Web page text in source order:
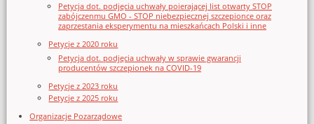
Petycja dot. podjęcia uchwały poierającej list otwarty STOP
zabójczenmu GMO - STOP niebezpiecznej szczepionce oraz
zaprzestania eksperymentu na mieszkańcach Polski i inne
Petycje z 2020 roku
Petycja dot. podjęcia uchwały w sprawie gwarancji
producentów szczepionek na COVID-19
Petycje z 2023 roku
Petycje z 2025 roku
Organizacje Pozarządowe